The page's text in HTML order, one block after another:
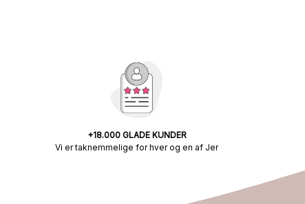
+18.000 GLADE KUNDER
Vi er taknemmelige for hver og en af Jer